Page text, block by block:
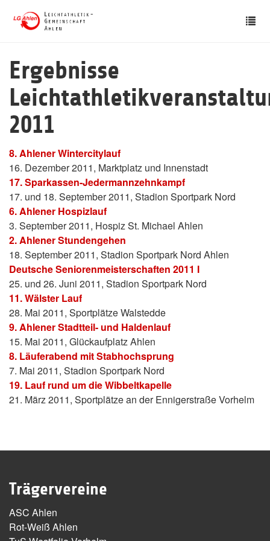
Ergebnisse
2011
8. Ahlener Wintercitylauf
16. Dezember 2011, Marktplatz und Innenstadt
17. Sparkassen-Jedermannzehnkampf
17. und 18. September 2011, Stadion Sportpark Nord
6. Ahlener Hospizlauf
3. September 2011, Hospiz St. Michael Ahlen
2. Ahlener Stundengehen
18. September 2011, Stadion Sportpark Nord Ahlen
Deutsche Seniorenmeisterschaften 2011 I
25. und 26. Juni 2011, Stadion Sportpark Nord
11. Wälster Lauf
28. Mai 2011, Sportplätze Walstedde
9. Ahlener Stadtteil- und Haldenlauf
15. Mai 2011, Glückaufplatz Ahlen
8. Läuferabend mit Stabhochsprung
7. Mai 2011, Stadion Sportpark Nord
19. Lauf rund um die Wibbeltkapelle
21. März 2011, Sportplätze an der Ennigerstraße Vorhelm
Trägervereine
ASC Ahlen
Rot-Weiß Ahlen